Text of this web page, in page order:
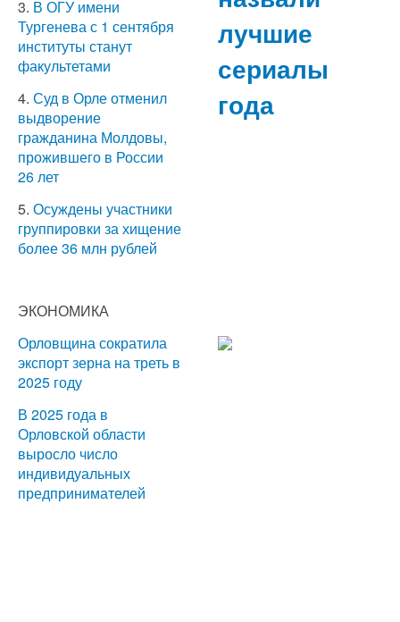
3. В ОГУ имени
Тургенева с 1 сентября
институты станут
факультетами
4. Суд в Орле отменил
выдворение
гражданина Молдовы,
прожившего в России
26 лет
5. Осуждены участники
группировки за хищение
более 36 млн рублей
ЭКОНОМИКА
Орловщина сократила
экспорт зерна на треть в
2025 году
В 2025 года в
Орловской области
выросло число
индивидуальных
предпринимателей
лучшие
сериалы
года